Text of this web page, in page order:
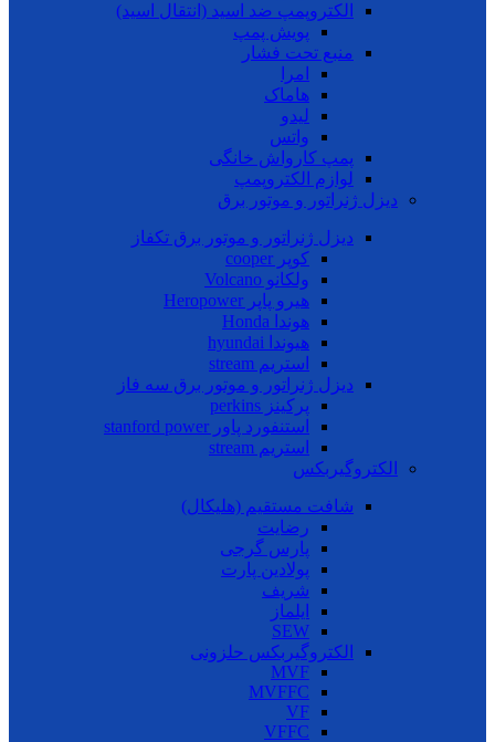
الکتروپمپ ضد اسید (انتقال اسید)
پویش پمپ
منبع تحت فشار
امرا
هاماک
لیدو
واتس
پمپ کارواش خانگی
لوازم الکتروپمپ
دیزل ژنراتور و موتور برق
دیزل ژنراتور و موتور برق تکفاز
کوپر cooper
ولکانو Volcano
هیرو پاپر Heropower
هوندا Honda
هیوندا hyundai
استریم stream
دیزل ژنراتور و موتور برق سه فاز
پرکینز perkins
استنفورد پاور stanford power
استریم stream
الکتروگیربکس
شافت مستقیم (هلیکال)
رضایت
پارس گرجی
پولادین پارت
شریف
ایلماز
SEW
الکتروگیربکس حلزونی
MVF
MVFFC
VF
VFFC